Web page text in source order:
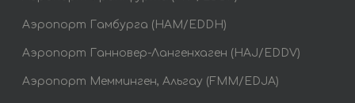
Аэропорт Гамбурга (HAM/EDDH)
Аэропорт Ганновер-Лангенхаген (HAJ/EDDV)
Аэропорт Мемминген, Альгау (FMM/EDJA)